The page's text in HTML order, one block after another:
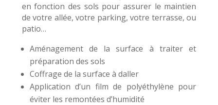
en fonction des sols pour assurer le maintien
de votre allée, votre parking, votre terrasse, ou
patio…
Aménagement de la surface à traiter et
préparation des sols
Coffrage de la surface à daller
Application d’un film de polyéthylène pour
éviter les remontées d’humidité